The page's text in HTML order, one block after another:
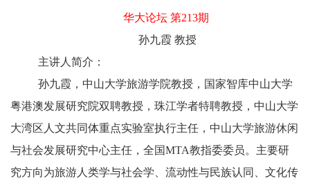
华大论坛 第213期
孙九霞 教授
主讲人简介：
孙九霞，中山大学旅游学院教授，国家智库中山大学
粤港澳发展研究院双聘教授，珠江学者特聘教授，中山大学
大湾区人文共同体重点实验室执行主任，中山大学旅游休闲
与社会发展研究中心主任，全国MTA教指委委员。主要研
究方向为旅游人类学与社会学、流动性与民族认同、文化传